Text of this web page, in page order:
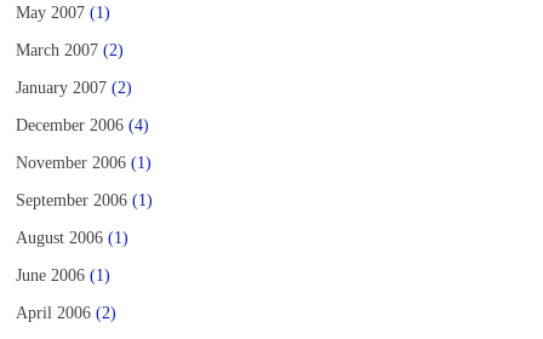
May 2007 (1)
March 2007 (2)
January 2007 (2)
December 2006 (4)
November 2006 (1)
September 2006 (1)
August 2006 (1)
June 2006 (1)
April 2006 (2)